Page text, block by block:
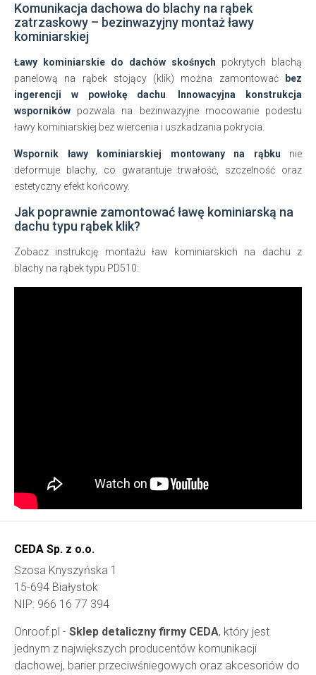
Komunikacja dachowa do blachy na rąbek
zatrzaskowy – bezinwazyjny montaż ławy
kominiarskiej
Ławy kominiarskie do dachów skośnych pokrytych blachą
panelową na rąbek stojący (klik) można zamontować
bez
ingerencji w powłokę dachu
Innowacyjna konstrukcja
wsporników pozwala na bezinwazyjne mocowanie podestu
ławy kominiarskiej bez wiercenia i uszkadzania pokrycia.
Wspornik ławy kominiarskiej montowany na rąbku nie
deformuje blachy, co gwarantuje trwałość, szczelność oraz
estetyczny efekt końcowy.
Jak poprawnie zamontować ławę kominiarską na
dachu typu rąbek klik?
Zobacz instrukcję montażu ław kominiarskich na dachu z
blachy na rąbek typu PD510:
CEDA Sp. z o.o.
Szosa Knyszyńska 1
15-694 Białystok
NIP: 966 16 77 394
Onroof.pl - Sklep detaliczny firmy CEDA, który jest
jednym z największych producentów komunikacji
dachowej, barier przeciwśniegowych oraz akcesoriów do